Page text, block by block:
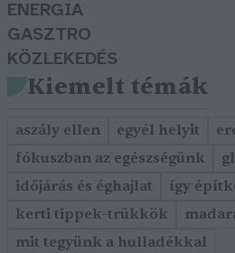
ENERGIA
GASZTRO
KÖZLEKEDÉS
Kiemelt témák
aszály ellen egyél helyit
fókuszban az egészségünk
időjárás és éghajlat
így
kerti tippek-trükkök
mit tegyünk a hulladékkal